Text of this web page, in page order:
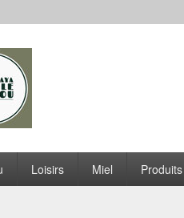
Maya dans
Loisirs Miel